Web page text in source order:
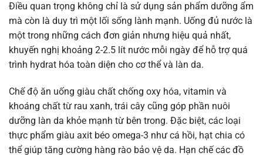
Điều quan trọng không chỉ là sử dụng sản phẩm dưỡng ẩm
mà còn là duy trì một lối sống lành mạnh. Uống đủ nước là
một trong những cách đơn giản nhưng hiệu quả nhất,
khuyến nghị khoảng 2-2.5 lít nước mỗi ngày để hỗ trợ quá
trình hydrat hóa toàn diện cho cơ thể và làn da.
Chế độ ăn uống giàu chất chống oxy hóa, vitamin và
khoáng chất từ rau xanh, trái cây cũng góp phần nuôi
dưỡng làn da khỏe mạnh từ bên trong. Đặc biệt, các loại
thực phẩm giàu axit béo omega-3 như cá hồi, hạt chia có
thể giúp tăng cường hàng rào bảo vệ da. Hạn chế các đồ